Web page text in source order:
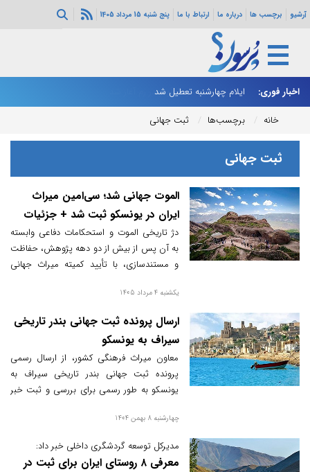
آرشیو برچسب ها درباره ما ارتباط با ما پنج شنبه 15 مرداد 1405
اخبار فوری: ایلام چهارشنبه تعطیل شد
خانه
برچسب‌ها ثبت جهانی
ثبت جهانی
الموت جهانی شد؛ سی‌امین میراث
ایران در یونسکو ثبت شد + جزئیات
دژ تاریخی الموت و استحکامات دفاعی وابسته
به آن پس از بیش از دو دهه پژوهش، حفاظت
و مستندسازی، با تأیید کمیته میراث جهانی
تاریخی در فهرست میراث جهانی ماندگار شود.
یکشنبه 4 مرداد 1405
ارسال پرونده ثبت‌ جهانی بندر تاریخی
سیراف به یونسکو
معاون میراث‌ فرهنگی کشور، از ارسال رسمی
پرونده ثبت‌ جهانی بندر تاریخی سیراف به
یونسکو به‌ طور رسمی برای بررسی و ثبت خبر
چهارشنبه 8 بهمن 1404
مدیرکل توسعه گردشگری داخلی خبر داد:
معرفی ۸ روستای ایران برای ثبت در